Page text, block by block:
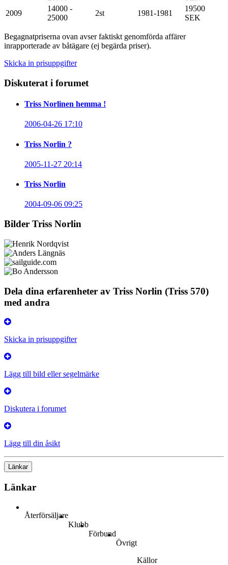
2009
14000 -
25000
2st 1981-1981
19500
SEK
Begagnatpriserna ovan avser faktiskt genomförda affärer
inrapporterade av båtägare (ej begärda priser).
Skicka in prisuppgifter
Diskuterat i forumet
Triss Norlinen hemma !
2006-04-26 17:10
Triss Norlin ?
2005-11-27 20:14
Triss Norlin
2004-09-06 09:25
Bilder Triss Norlin
Dela dina erfarenheter av Triss Norlin (Triss 570)
med andra
Skicka in prisuppgifter
Lägg till bild eller segelmärke
Diskutera i forumet
Lägg till din åsikt
Länkar
Länkar
Återförsäljare
Klubb
Förbund
Övrigt
Källor